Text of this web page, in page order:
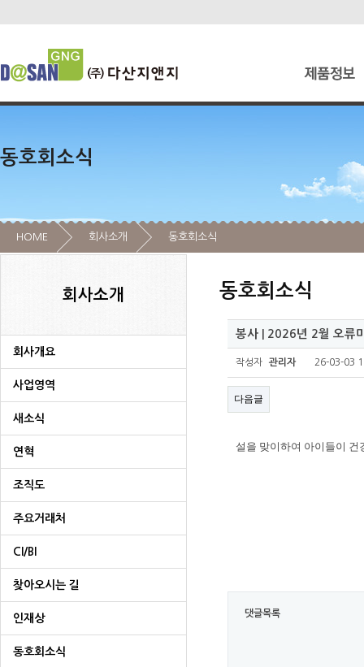
동호회소식
HOME 회사소개 동호회소식
회사소개
회사개요
사업영역
새소식
연혁
조직도
주요거래처
CI/BI
찾아오시는 길
인재상
동호회소식
동호회소식
봉사 | 2026년 2월 오류
작성자 관리자 26-03-03
다음글
설을 맞이하여 아이들이
댓글목록